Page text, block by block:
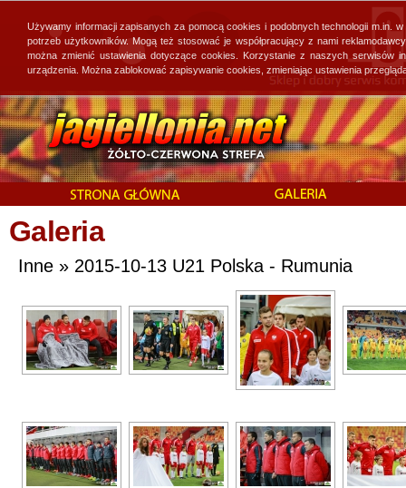
Galeria
Inne » 2015-10-13 U21 Polska - Rumunia
Używamy informacji zapisanych za pomocą cookies i podobnych technologii
potrzeb użytkowników. Mogą też stosować je współpracujący z nami
można zmienić ustawienia dotyczące cookies. Korzystanie z naszych
urządzenia. Można zablokować zapisywanie cookies, zmieniając ustawienia